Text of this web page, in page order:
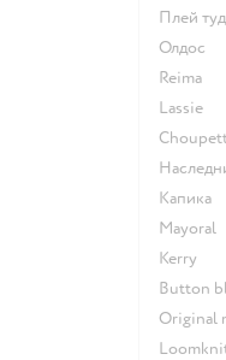
Плей
Олдос
Reima
Lassie
Капика
Mayoral
Kerry
Button